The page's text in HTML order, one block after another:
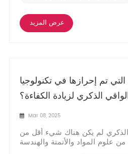
عرض المزيد
تم إحرازها في تكنولوجيا
الذكري لزيادة الكفاءة؟
Mar 08, 2025
الذكري لم يكن هناك شيء أقل من
علوم المواد والأتمتة والهندسة